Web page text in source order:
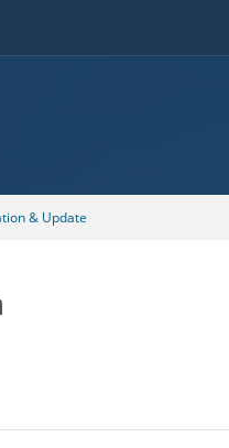
& Update